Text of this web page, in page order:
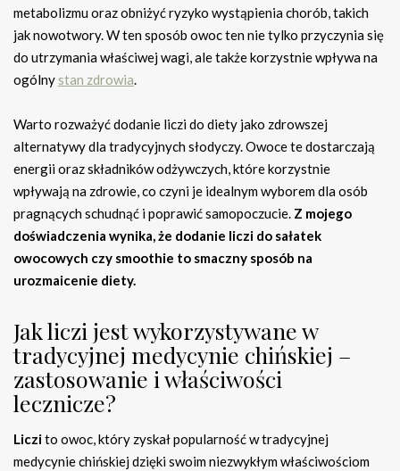
metabolizmu oraz obniżyć ryzyko wystąpienia chorób, takich
jak nowotwory. W ten sposób owoc ten nie tylko przyczynia się
do utrzymania właściwej wagi, ale także korzystnie wpływa na
ogólnystan zdrowia.
Warto rozważyć dodanie liczi do diety jako zdrowszej
alternatywy dla tradycyjnych słodyczy. Owoce te dostarczają
energii oraz składników odżywczych, które korzystnie
wpływają na zdrowie, co czyni je idealnym wyborem dla osób
pragnących schudnąć i poprawić samopoczucie. Z mojego
doświadczenia wynika, że dodanie liczi do sałatek
owocowych czy smoothie to smaczny sposób na
urozmaicenie diety.
Jak liczi jest wykorzystywane w
tradycyjnej medycynie chińskiej –
zastosowanie i właściwości
lecznicze?
Liczito owoc, który zyskał popularność w tradycyjnej
medycynie chińskiej dzięki swoim niezwykłym właściwościom